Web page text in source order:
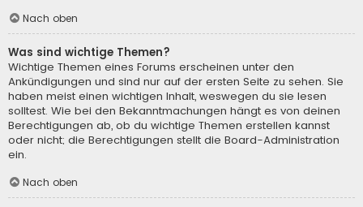
Nach oben
Was sind wichtige Themen?
Wichtige Themen eines Forums erscheinen unter den
Ankündigungen und sind nur auf der ersten Seite zu sehen. Sie
haben meist einen wichtigen Inhalt, weswegen du sie lesen
solltest. Wie bei den Bekanntmachungen hängt es von deinen
Berechtigungen ab, ob du wichtige Themen erstellen kannst
oder nicht; die Berechtigungen stellt die Board-Administration
ein.
Nach oben